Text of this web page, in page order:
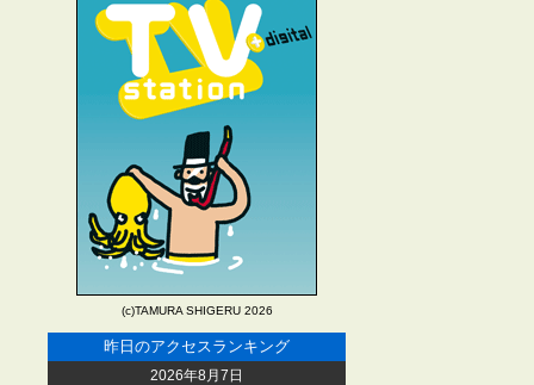
(c)TAMURA SHIGERU 2026
昨日のアクセスランキング
2026年8月7日